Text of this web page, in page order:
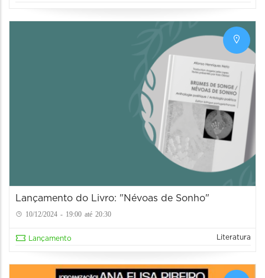
Lançamento do Livro: "Névoas de Sonho"
10/12/2024 - 19:00 até 20:30
Lançamento Literatura